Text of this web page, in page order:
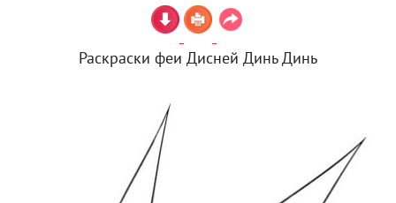
Раскраски феи Дисней Динь Динь